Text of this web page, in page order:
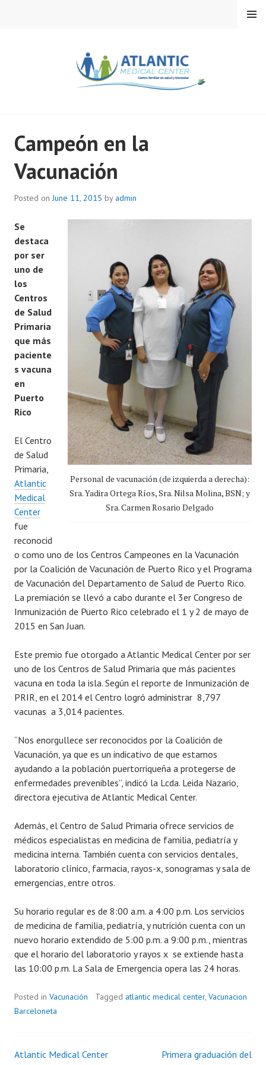
CENTER
MENU
Campeón en la
Vacunación
Posted onJune 11, 2015 by admin
Personal de vacunación (de izquierda a derecha):
Sra. Yadira Ortega Ríos, Sra. Nilsa Molina, BSN; y
Sra. Carmen Rosario Delgado
Se
destaca
por ser
uno de
los
Centros
de Salud
Primaria
que más
paciente
s vacuna
en
Puerto
Rico
El Centro
de Salud
Primaria,
Atlantic
Medical
Center
fue
reconocid
o como uno de los Centros Campeones en la Vacunación
por la Coalición de Vacunación de Puerto Rico y el Programa
de Vacunación del Departamento de Salud de Puerto Rico.
La premiación se llevó a cabo durante el 3er Congreso de
Inmunización de Puerto Rico celebrado el 1 y 2 de mayo de
2015 en San Juan.
Este premio fue otorgado a Atlantic Medical Center por ser
uno de los Centros de Salud Primaria que más pacientes
vacuna en toda la isla. Según el reporte de Inmunización de
PRIR, en el 2014 el Centro logró administrar 8,797
vacunas a 3,014 pacientes.
“Nos enorgullece ser reconocidos por la Coalición de
Vacunación, ya que es un indicativo de que estamos
ayudando a la población puertorriqueña a protegerse de
enfermedades prevenibles”, indicó la Lcda. Leida Nazario,
directora ejecutiva de Atlantic Medical Center.
Además, el Centro de Salud Primaria ofrece servicios de
médicos especialistas en medicina de familia, pediatría y
medicina interna. También cuenta con servicios dentales,
laboratorio clínico, farmacia, rayos-x, sonogramas y sala de
emergencias, entre otros.
Su horario regular es de 8:00 a.m. a 4:00 p.m. Los servicios
de medicina de familia, pediatría, y nutrición cuenta con un
nuevo horario extendido de 5:00 p.m. a 9:00 p.m., mientras
que el horario del laboratorio y rayos x se extiende hasta
las 10:00 p.m. La Sala de Emergencia opera las 24 horas.
Posted in Vacunación Tagged atlantic medical center, Vacunacion
Barceloneta
Atlantic Medical Center
Primera graduación del